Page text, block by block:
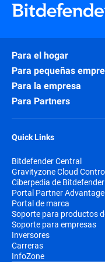
Para el hogar
Para pequeñas
Para la empresa
Para Partners
Quick Links
Bitdefender Central
Gravityzone Cloud
Ciberpedia de Bitdefender
Portal Partner
Portal de marca
Soporte para productos
Soporte para empresas
Inversores
Carreras
InfoZone